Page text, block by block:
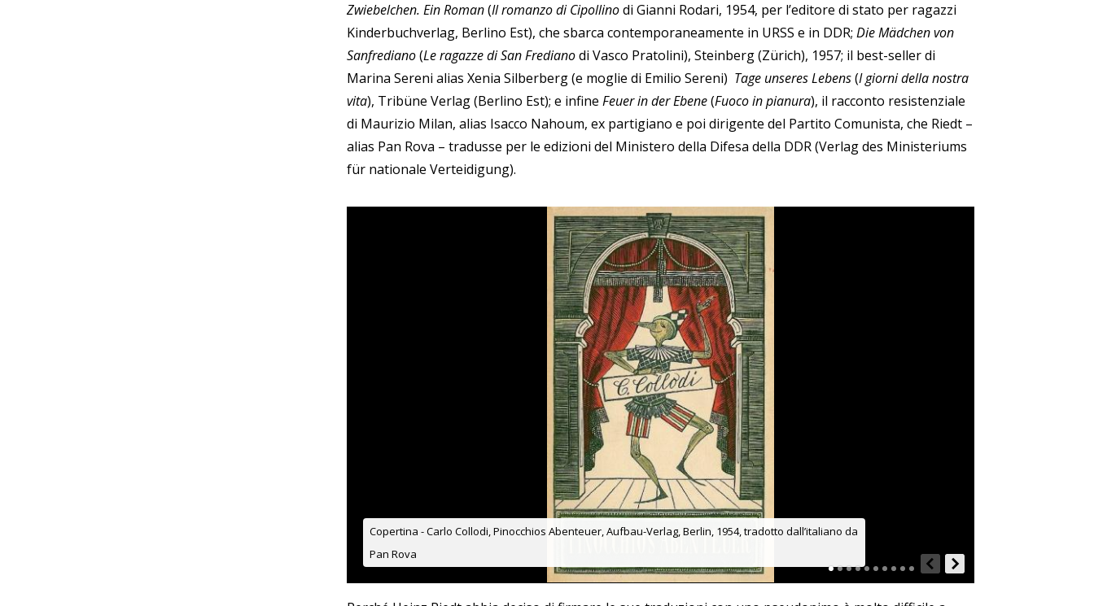
Zwiebelchen. Ein Roman(Il romanzo di Cipollinodi Gianni Rodari, 1954, per l’editore di stato per ragazzi
Kinderbuchverlag, Berlino Est), che sbarca contemporaneamente in URSS e in DDR; Die Mädchen von
Sanfrediano(Le ragazze di San Fredianodi Vasco Pratolini), Steinberg (Zürich), 1957; il best-seller di
Marina Sereni alias Xenia Silberberg (e moglie di Emilio Sereni) Tage unseres Lebens(I giorni della nostra
vita), Tribüne Verlag (Berlino Est); e infine Feuer in der Ebene(Fuoco in pianura), il racconto resistenziale
di Maurizio Milan, alias Isacco Nahoum, ex partigiano e poi dirigente del Partito Comunista, che Riedt –
alias Pan Rova – tradusse per le edizioni del Ministero della Difesa della DDR (Verlag des Ministeriums
für nationale Verteidigung).
Copertina - Carlo Collodi, Pinocchios Abenteuer, Aufbau-Verlag, Berlin, 1954, tradotto dall’italiano da
Pan Rova